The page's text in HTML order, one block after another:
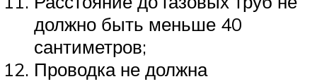
должно быть меньше 40
сантиметров;
Проводка не должна